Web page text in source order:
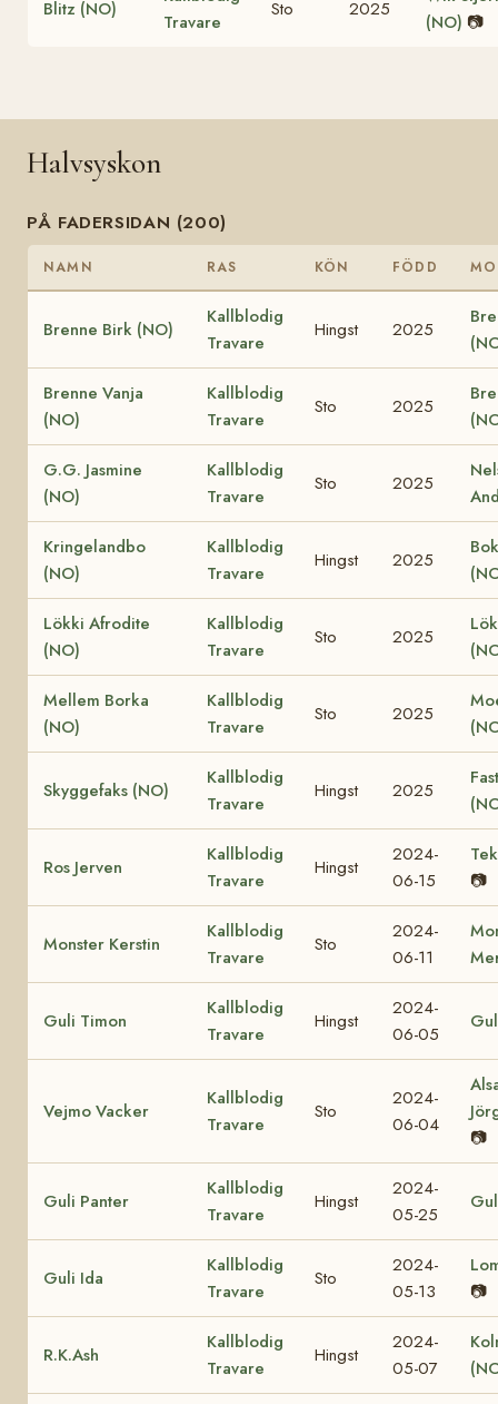
Blitz (NO)
Travare
Sto 2025
(NO) 📷
Halvsyskon
PÅ FADERSIDAN (200)
NAMN RAS KÖN FÖDD
Brenne Birk (NO)
Kallblodig
Travare
Hingst 2025
Brenne Vanja
(NO)
Kallblodig
Travare
Sto 2025
G.G. Jasmine
(NO)
Kallblodig
Travare
Sto 2025
Kringelandbo
(NO)
Kallblodig
Travare
Hingst 2025
Lökki Afrodite
(NO)
Kallblodig
Travare
Sto 2025
Mellem Borka
(NO)
Kallblodig
Travare
Sto 2025
Skyggefaks (NO)
Kallblodig
Travare
Hingst 2025
Ros Jerven
Kallblodig
Travare
Hingst
2024-
06-15
📷
Monster Kerstin
Kallblodig
Travare
Sto
2024-
06-11
Guli Timon
Kallblodig
Travare
Hingst
2024-
06-05
Vejmo Vacker
Kallblodig
Travare
Sto
2024-
06-04
📷
Guli Panter
Kallblodig
Travare
Hingst
2024-
05-25
Guli Ida
Kallblodig
Travare
Sto
2024-
05-13
📷
R.K.Ash
Kallblodig
Travare
Hingst
2024-
05-07